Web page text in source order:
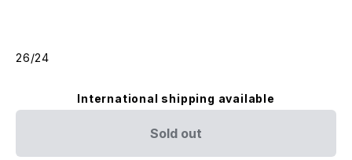
26/24
International shipping available
Sold out